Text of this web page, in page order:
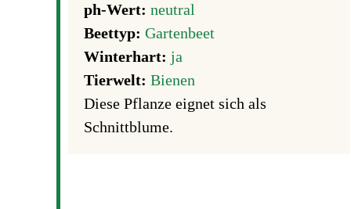
ph-Wert: neutral
Beettyp: Gartenbeet
Winterhart: ja
Tierwelt: Bienen
Diese Pflanze eignet sich als
Schnittblume.